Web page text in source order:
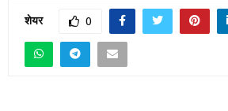
शेयर 0